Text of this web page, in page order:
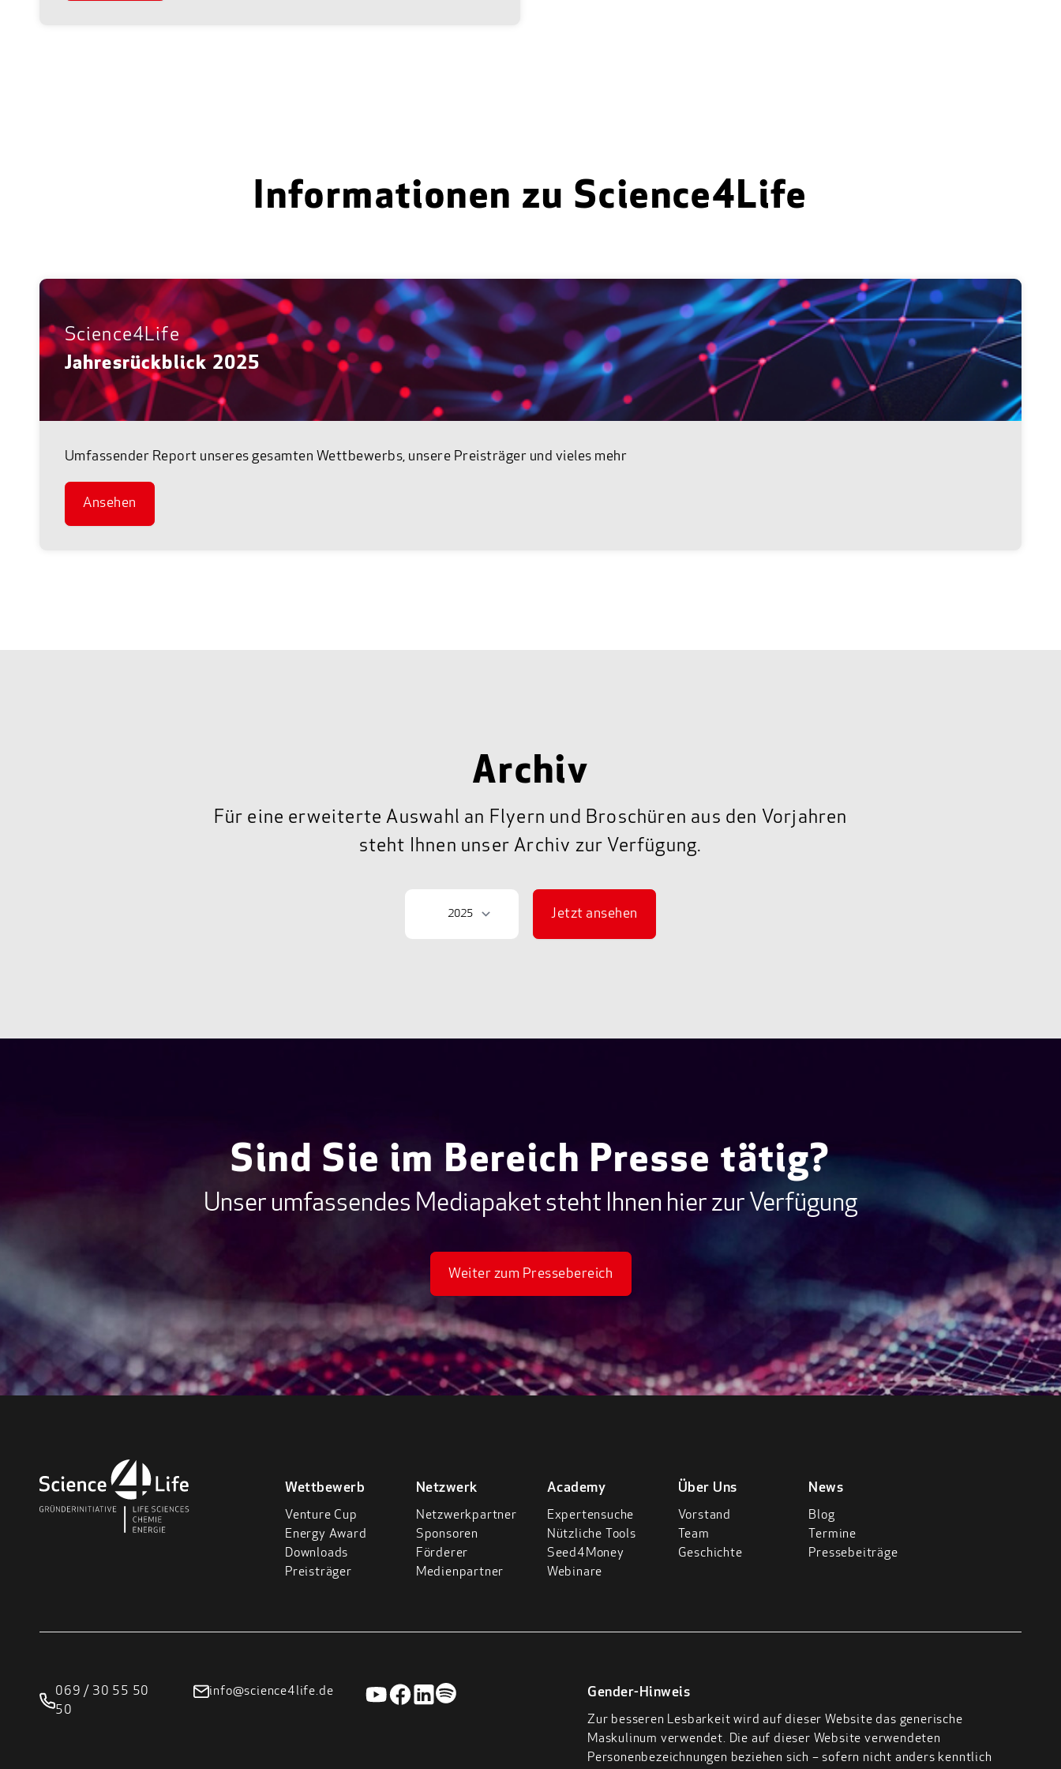
Informationen zu Science4Life
Science4Life
Jahresrückblick 2025
Umfassender Report unseres gesamten Wettbewerbs, unsere Preisträger und vieles mehr
Ansehen
Archiv
Für eine erweiterte Auswahl an Flyern und Broschüren aus den Vorjahren
steht Ihnen unser Archiv zur Verfügung.
Jetzt ansehen
Sind Sie im Bereich Presse tätig?
Unser umfassendes Mediapaket steht Ihnen hier zur Verfügung
Weiter zum Pressebereich
Wettbewerb
Venture Cup
Energy Award
Downloads
Preisträger
Netzwerk
Netzwerkpartner
Sponsoren
Förderer
Medienpartner
Academy
Expertensuche
Nützliche Tools
Seed4Money
Webinare
Über Uns
Vorstand
Team
Geschichte
News
Blog
Termine
Pressebeiträge
069 / 30 55 50
50
info@science4life.de Gender-Hinweis
Zur besseren Lesbarkeit wird auf dieser Website das generische
Maskulinum verwendet. Die auf dieser Website verwendeten
Personenbezeichnungen beziehen sich – sofern nicht anders kenntlich